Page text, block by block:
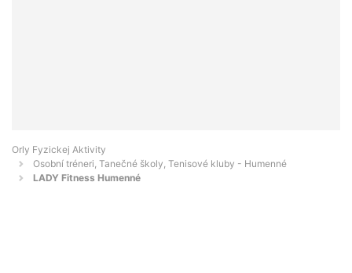
Orly Fyzickej Aktivity
Osobní tréneri, Tanečné školy, Tenisové kluby - Humenné
LADY Fitness Humenné